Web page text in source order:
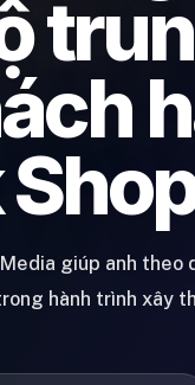
giúp anh theo
hành trình xây